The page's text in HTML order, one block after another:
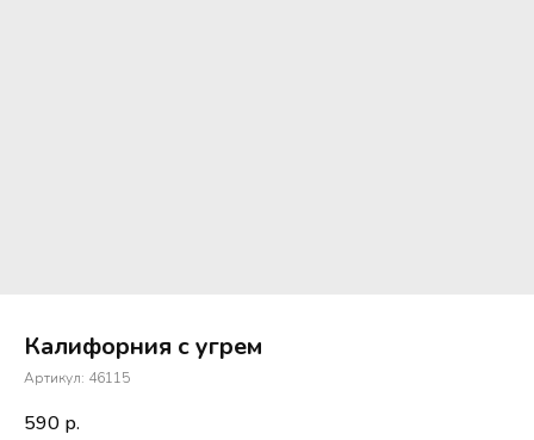
Калифорния с угрем
Артикул: 46115
590 р.